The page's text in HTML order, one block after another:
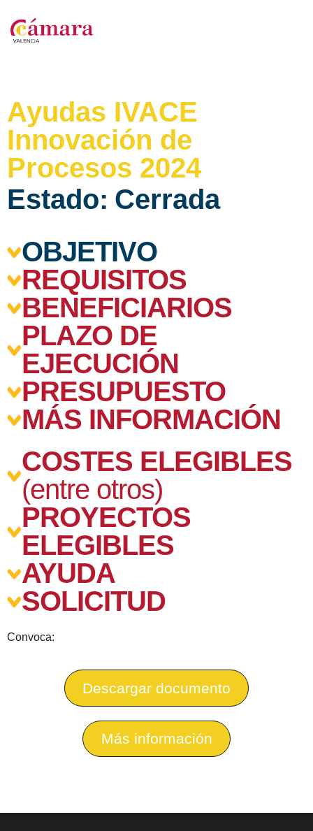
Ayudas IVACE
Innovación de
Procesos 2024
Estado: Cerrada
OBJETIVO
REQUISITOS
BENEFICIARIOS
PLAZO DE
EJECUCIÓN
PRESUPUESTO
MÁS INFORMACIÓN
COSTES ELEGIBLES
(entre otros)
PROYECTOS
ELEGIBLES
AYUDA
SOLICITUD
Convoca:
Descargar documento
Más información